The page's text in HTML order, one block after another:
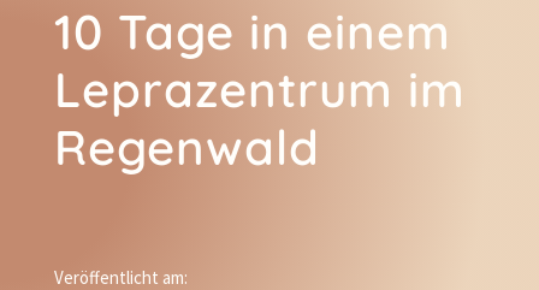
10 Tage in einem
Leprazentrum im
Regenwald
Veröffentlicht am: